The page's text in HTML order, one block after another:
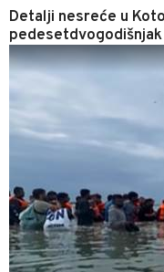
Detalji nesreće u
pedesetdvogodišnjak